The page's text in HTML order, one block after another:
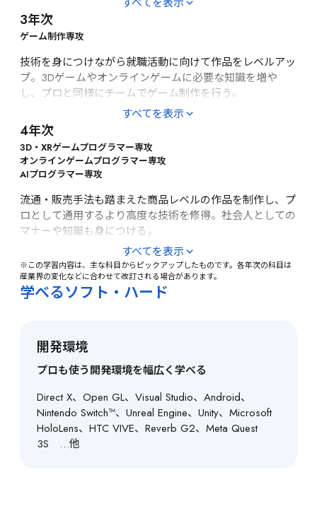
創造性開発、企画・プレゼンテーション技術
ゲームプログラミング・制作（Nintendo Switch™用開発環
境）、3Dプログラミング（DirectX）、オブジェクト指向
アルゴリズム・3D処理（行列・ベクトル演算）、3Dモデ
リング・アニメーション制作、HAL EVENT WEEK（進級制
作展）
［基礎・応用]
企画プレゼンテーション・プロトタイプ制作、国家試験対
策
商品価値・コンセプトメイキング
3年次
ゲーム制作専攻
技術を身につけながら就職活動に向けて作品をレベルアッ
プ。3Dゲームやオンラインゲームに必要な知識を増や
し、プロと同様にチームでゲーム制作を行う。
3Dプログラミング応用（DirectX）、ゲームダイナミク
ス、ゲームエンジン応用、プロジェクトマネジメント、ス
マートフォンゲーム開発、ネットワークプログラミング、
シェーダープログラミング、HAL EVENT WEEK（進級制作
展）、就職作品制作（3Dゲーム・オンラインゲーム・ス
マートフォンゲーム）、就職作品プレゼンテーション（企
業審査）
ビジネストレーニング、就職活動
すべてを表示
4年次
3D・XRゲームプログラマー専攻
オンラインゲームプログラマー専攻
AIプログラマー専攻
流通・販売手法も踏まえた商品レベルの作品を制作し、プ
ロとして通用するより高度な技術を修得。社会人としての
マナーや知識も身につける。
専攻別科目（3Dプログラミング・オンラインプログラミ
ング・AIプログラミング）、ケーススタディ（産学連携プ
ロジェクト）、XR（VR／MR／AR）ゲーム制作、クラウド
［総合教育]
就職活動、ビジネスコミュニケーション
すべてを表示
※この学習内容は、主な科目からピックアップしたものです。各年次の科目は
産業界の変化などに合わせて改訂される場合があります。
学べるソフト・ハード
開発環境
プロも使う開発環境を幅広く学べる
Direct X、Open GL、Visual Studio、Android、
Nintendo Switch™、Unreal Engine、Unity、Microsoft
HoloLens、HTC VIVE、Reverb G2、Meta Quest
3S　…他